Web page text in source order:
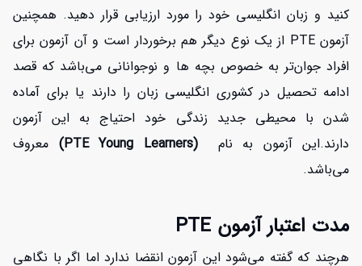
کنید و زبان انگلیسی خود را مورد ارزیابی قرار دهید. همچنین
آزمون PTE از یک نوع دیگر هم برخوردار است و آن آزمون برای
افراد جوان‌تر به خصوص بچه ها و نوجوانانی می‌باشد که قصد
ادامه تحصیل در کشوری انگلیسی زبان را دارند یا برای آماده
شدن با محیطی جدید زندگی خود احتیاج به این آزمون
دارند.این آزمون به نام(PTE Young Learners)
معروف
می‌باشد.
مدت اعتبار آزمون PTE
هرچند که گفته می‌شود این آزمون انقضا ندارد اما اگر با نگاهی